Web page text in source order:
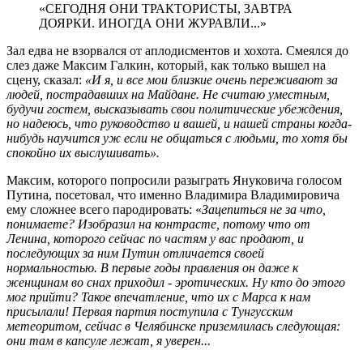
«СЕГОДНЯ ОНИ ТРАКТОРИСТЫ, ЗАВТРА
ДОЯРКИ. ИНОГДА ОНИ ЖУРАВЛИ...»
Зал едва не взорвался от аплодисментов и хохота. Смеялся до
слез даже Максим Галкин, который, как только вышел на
сцену, сказал: «И я, и все мои близкие очень переживают за
людей, пострадавших на Майдане. Не считаю уместным,
будучи гостем, высказывать свои политические убеждения,
но надеюсь, что руководство и вашей, и нашей страны когда-
нибудь научится уж если не общаться с людьми, то хотя бы
спокойно их выслушивать».
Максим, которого попросили разыграть Януковича голосом
Путина, посетовал, что именно Владимира Владимировича
ему сложнее всего пародировать: «Зацепиться не за что,
понимаете? Изобразил на контрасте, потому что от
Ленина, которого сейчас по частям у вас продают, и
последующих за ним Путин отличается своей
нормальностью. В первые годы правления он даже к
женщинам во снах приходил - эротических. Ну кто до этого
мог прийти? Такое впечатление, что их с Марса к нам
присылали! Первая партия поступила с Тунгусским
метеоритом, сейчас в Челябинске приземлилась следующая:
они там в капсуле лежат, я уверен...